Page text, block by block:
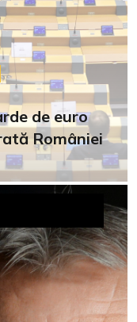
de euro
României